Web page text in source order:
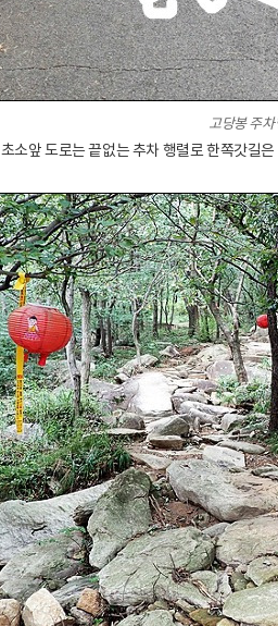
고당봉 주차
초소앞 도로는 끝없는 추차 행렬로 한쪽갓길